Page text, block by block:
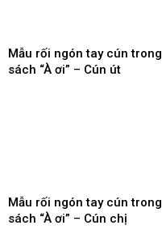
Mẫu rối ngón tay cún trong
sách “À ơi” – Cún út
Mẫu rối ngón tay cún trong
sách “À ơi” – Cún chị